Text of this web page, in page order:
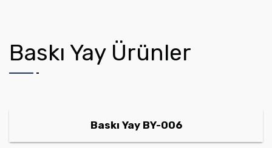
Baskı Yay Ürünler
Baskı Yay BY-006